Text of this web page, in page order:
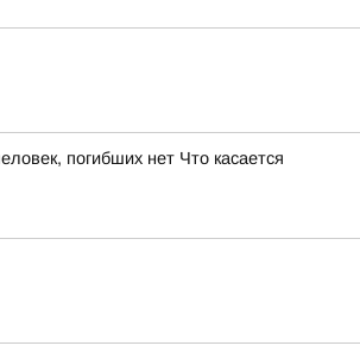
погибших нет Что касается